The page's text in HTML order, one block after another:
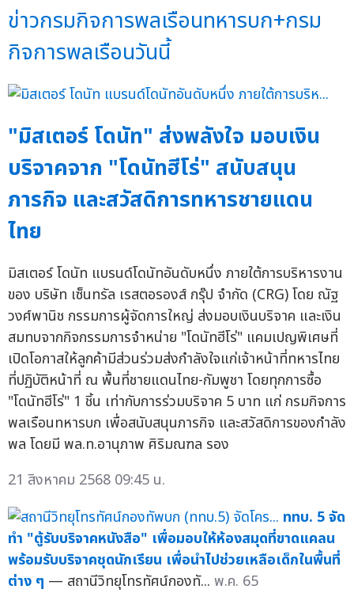
ข่าวกรมกิจการพลเรือนทหารบก+กรม
กิจการพลเรือนวันนี้
"มิสเตอร์ โดนัท" ส่งพลังใจ มอบเงิน
บริจาคจาก "โดนัทฮีโร่" สนับสนุน
ภารกิจ และสวัสดิการทหารชายแดน
ไทย
มิสเตอร์ โดนัท แบรนด์โดนัทอันดับหนึ่ง ภายใต้การบริหารงาน
ของ บริษัท เซ็นทรัล เรสตอรองส์ กรุ๊ป จำกัด (CRG) โดย ณัฐ
วงศ์พานิช กรรมการผู้จัดการใหญ่ ส่งมอบเงินบริจาค และเงิน
สมทบจากกิจกรรมการจำหน่าย "โดนัทฮีโร่" แคมเปญพิเศษที่
เปิดโอกาสให้ลูกค้ามีส่วนร่วมส่งกำลังใจแก่เจ้าหน้าที่ทหารไทย
ที่ปฏิบัติหน้าที่ ณ พื้นที่ชายแดนไทย-กัมพูชา โดยทุกการซื้อ
"โดนัทฮีโร่" 1 ชิ้น เท่ากับการร่วมบริจาค 5 บาท แก่ กรมกิจการ
พลเรือนทหารบก เพื่อสนับสนุนภารกิจ และสวัสดิการของกำลัง
พล โดยมี พล.ท.อานุภาพ ศิริมณฑล รอง
21 สิงหาคม 2568 09:45 น.
ททบ. 5 จัด
ทำ "ตู้รับบริจาคหนังสือ" เพื่อมอบให้ห้องสมุดที่ขาดแคลน
พร้อมรับบริจาคชุดนักเรียน เพื่อนำไปช่วยเหลือเด็กในพื้นที่
ต่าง ๆ — สถานีวิทยุโทรทัศน์กองทั... พ.ค. 65